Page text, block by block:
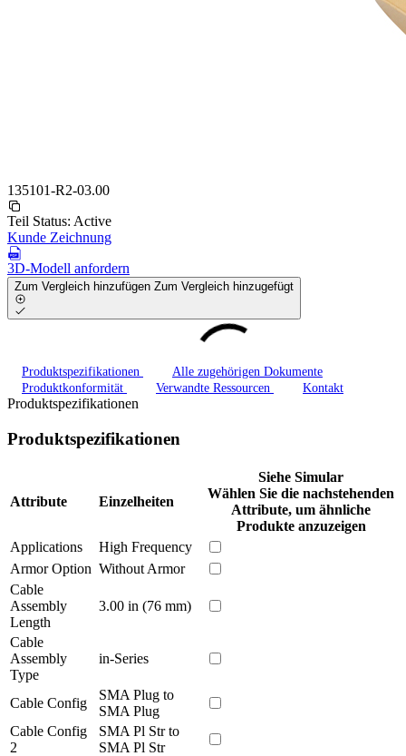
135101-R2-03.00
Teil Status: Active
Kunde Zeichnung
3D-Modell anfordern
Zum Vergleich hinzufügen Zum Vergleich hinzugefügt
Produktspezifikationen
Alle zugehörigen Dokumente
Produktkonformität
Verwandte Ressourcen Kontakt
Produktspezifikationen
Produktspezifikationen
Attribute Einzelheiten
Siehe Simular
Wählen Sie die nachstehenden
Attribute, um ähnliche
Produkte anzuzeigen
Applications
High Frequency
Armor Option Without Armor
Cable
Assembly
Length
3.00 in (76 mm)
Cable
Assembly
Type
in-Series
Cable Config
SMA Plug to
SMA Plug
Cable Config
2
SMA Pl Str to
SMA Pl Str